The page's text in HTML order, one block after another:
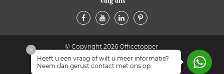
© Copyright 2026 Officetopper
Algemene voorwaarden Privacyverklaring
Heeft u een vraag of wilt u meer informatie?
Neem dan gerust contact met ons op.